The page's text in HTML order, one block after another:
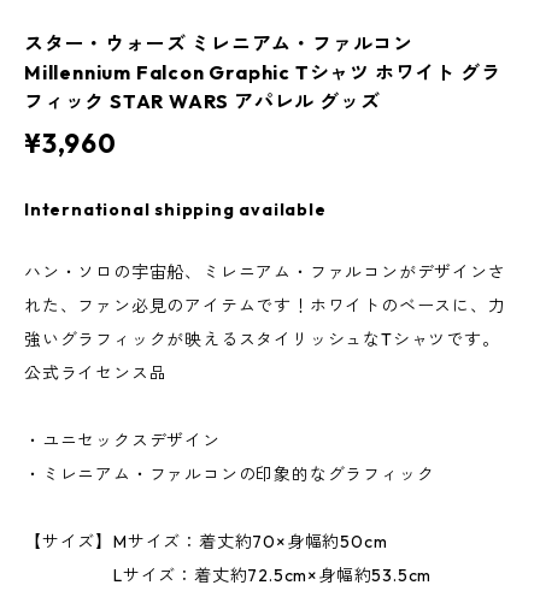
スター・ウォーズ ミレニアム・ファルコン
Millennium Falcon Graphic Tシャツ ホワイト グラ
フィック STAR WARS アパレル グッズ
¥3,960
International shipping available
ハン・ソロの宇宙船、ミレニアム・ファルコンがデザインさ
れた、ファン必見のアイテムです！ホワイトのベースに、力
強いグラフィックが映えるスタイリッシュなTシャツです。
公式ライセンス品
・ユニセックスデザイン
・ミレニアム・ファルコンの印象的なグラフィック
【サイズ】Mサイズ：着丈約70×身幅約50cm
Lサイズ：着丈約72.5cm×身幅約53.5cm